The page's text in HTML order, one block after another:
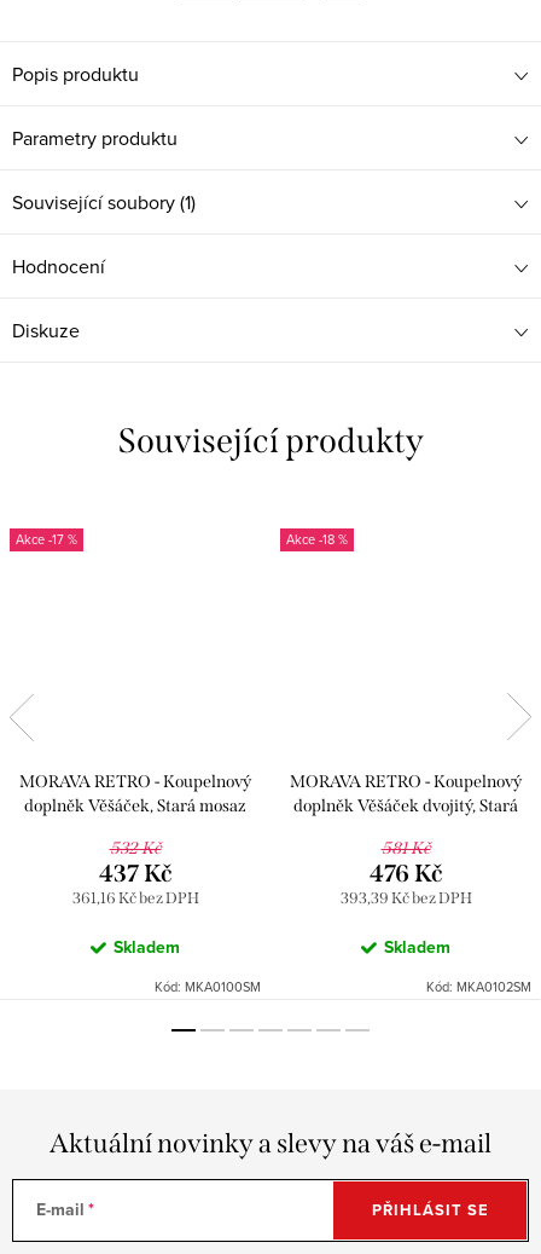
Popis produktu
Parametry produktu
Související soubory (1)
Hodnocení
Diskuze
Související produkty
-17 %
MORAVA RETRO - Koupelnový
doplněk Věšáček, Stará mosaz
Slezák
532 Kč
361,16 Kč bez DPH
437 Kč
Skladem
Kód: MKA0100SM
-18 %
MORAVA RETRO - Koupelnový
doplněk Věšáček dvojitý, Stará
Slezák
581 Kč
393,39 Kč bez DPH
476 Kč
Skladem
Kód: MKA0102SM
Aktuální novinky a slevy na váš e-mail
E-mail PŘIHLÁSIT SE